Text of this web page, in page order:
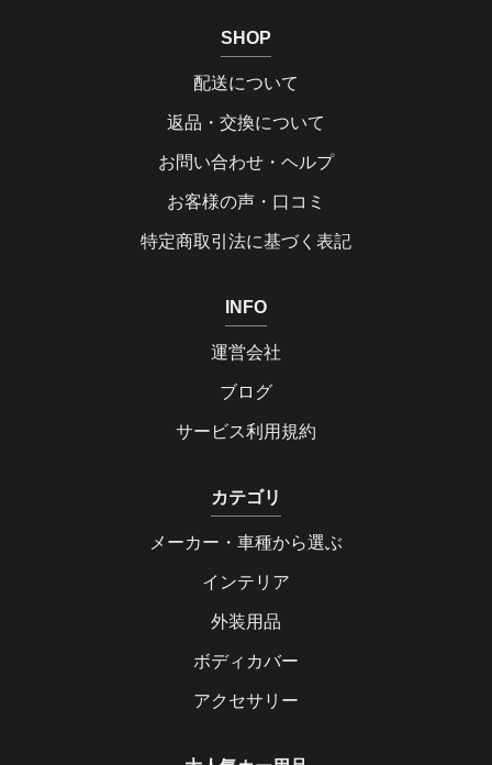
SHOP
配送について
返品・交換について
お問い合わせ・ヘルプ
お客様の声・口コミ
特定商取引法に基づく表記
INFO
運営会社
ブログ
サービス利用規約
カテゴリ
メーカー・車種から選ぶ
インテリア
外装用品
ボディカバー
アクセサリー